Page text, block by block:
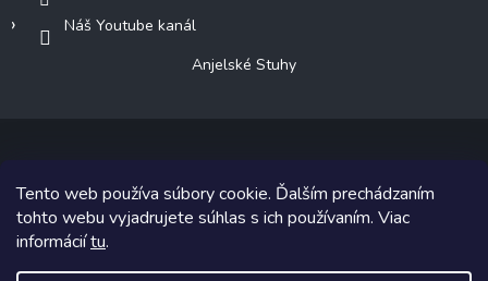
Tento web používa súbory cookie. Ďalším prechádzaním
tohto webu vyjadrujete súhlas s ich používaním. Viac
informáciítu.
Náš Youtube kanál
Anjelské Stuhy
Copyright 2026Anjelské Stuhy. Všetky práva vyhradené.
Grafický návrh vytvoril a na Shoptet implementoval
Shoptetak.cz.